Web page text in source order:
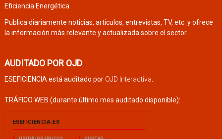
Eficiencia Energética.
Publica diariamente noticias, artículos, entrevistas, TV, etc. y ofrece
la información más relevante y actualizada sobre el sector.
AUDITADO POR OJD
ESEFICIENCIA está auditado por OJD Interactiva
TRÁFICO WEB (durante último mes auditado disponible):